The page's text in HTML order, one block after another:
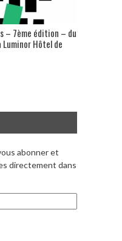
– 7ème édition – du
Luminor Hôtel de
abonner et
directement dans